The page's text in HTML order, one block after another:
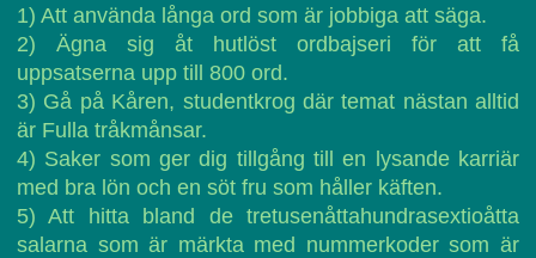
1) Att använda långa ord som är jobbiga att säga.
2) Ägna sig åt hutlöst ordbajseri för att få
uppsatserna upp till 800 ord.
3) Gå på Kåren, studentkrog där temat nästan alltid
är Fulla tråkmånsar.
4) Saker som ger dig tillgång till en lysande karriär
med bra lön och en söt fru som håller käften.
5) Att hitta bland de tretusenåttahundrasextioåtta
salarna som är märkta med nummerkoder som är